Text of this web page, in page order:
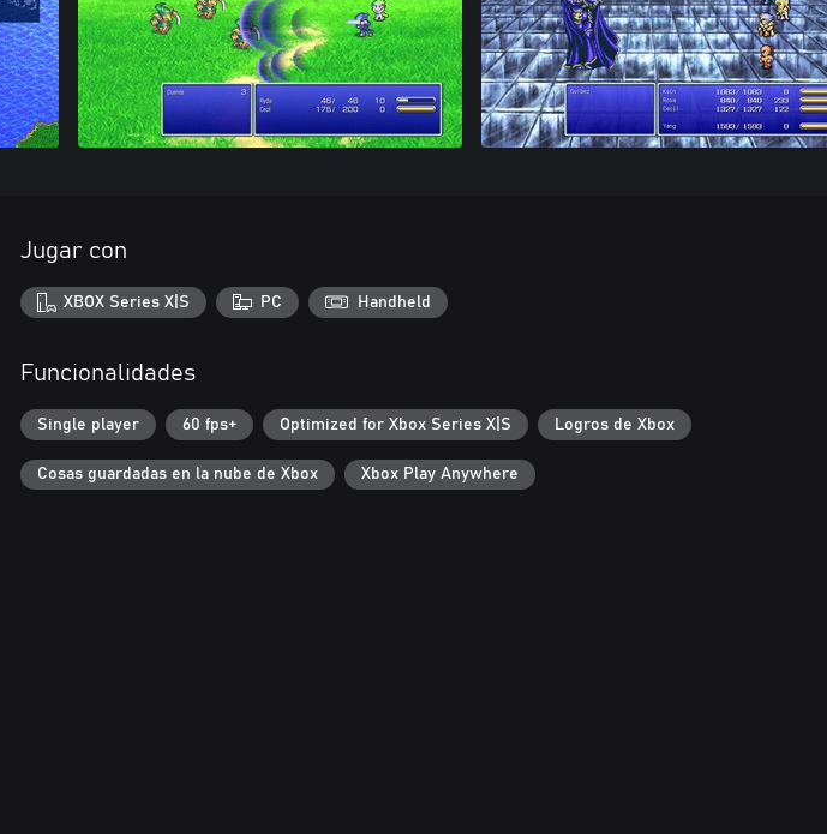
Jugar con
XBOX Series X|S PC Handheld
Funcionalidades
Single player 60 fps+ Optimized for Xbox Series X|S Logros de Xbox
Cosas guardadas en la nube de Xbox Xbox Play Anywhere